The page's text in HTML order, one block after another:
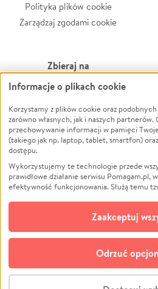
Polityka plików cookie
Zarządzaj zgodami cookie
Zbieraj na
Leczenie
Zwierzęta
Pożar
Ukraina
Pomoc Finansowa
Projekty
Pogrzeb
Społeczność lokalna
Kultura
© CROWDING
Informacje o plikach cookie
Korzystamy z plików cookie oraz
zarówno własnych, jak i naszych
przechowywanie informacji w pamięci
(takiego jak np. laptop, tablet, smartfon)
dostępu.
Wykorzystujemy te technologie przede
prawidłowe działanie serwisu Pomagam.pl,
efektywność funkcjonowania. Służą temu
opcjonalnych plików
technologii do celów analitycznych i
zgodę na ich stosowanie lub jej odmówić.
możliwość zmiany swoich preferencji na
do której link znajdziesz w stopce serwisu
cookie wykorzystywane są w następujących
Odrzuć
Zaakceptuj